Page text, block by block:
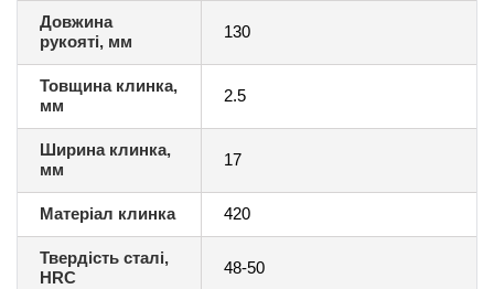
Довжина
рукояті, мм
130
Товщина клинка,
мм
2.5
Ширина клинка,
мм
17
Матеріал клинка 420
Твердість сталі,
HRC
48-50